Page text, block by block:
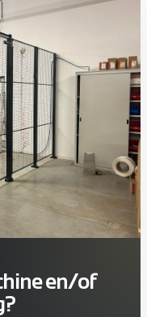
en/of